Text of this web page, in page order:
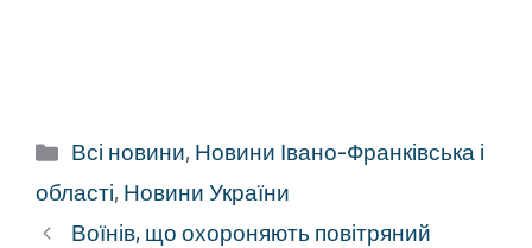
Категорії
Всі новини, Новини Івано-Франківська і
області, Новини України
Воїнів, що охороняють повітряний